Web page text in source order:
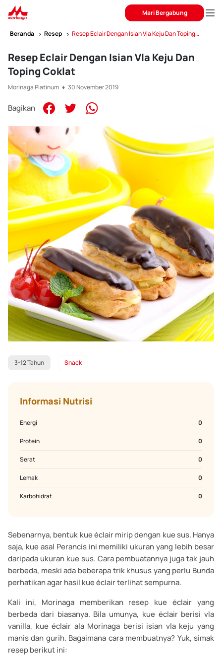
Mari Bergabung
Beranda Resep
Resep Eclair Dengan Isian Vla Keju Dan Toping
Resep Eclair Dengan Isian Vla Keju Dan
Toping Coklat
Morinaga Platinum ♦ 30 November 2019
Bagikan
3-12 Tahun Snack
Informasi Nutrisi
Energi 0
Protein 0
Serat 0
Lemak 0
Karbohidrat 0
Sebenarnya, bentuk kue éclair mirip dengan kue sus. Hanya
saja, kue asal Perancis ini memiliki ukuran yang lebih besar
daripada ukuran kue sus. Cara pembuatannya juga tak jauh
berbeda, meski ada beberapa trik khusus yang perlu Bunda
perhatikan agar hasil kue éclair terlihat sempurna.
Kali ini, Morinaga memberikan resep kue éclair yang
berbeda dari biasanya. Bila umunya, kue éclair berisi vla
vanilla, kue éclair ala Morinaga berisi isian vla keju yang
manis dan gurih. Bagaimana cara membuatnya? Yuk, simak
resep berikut ini: